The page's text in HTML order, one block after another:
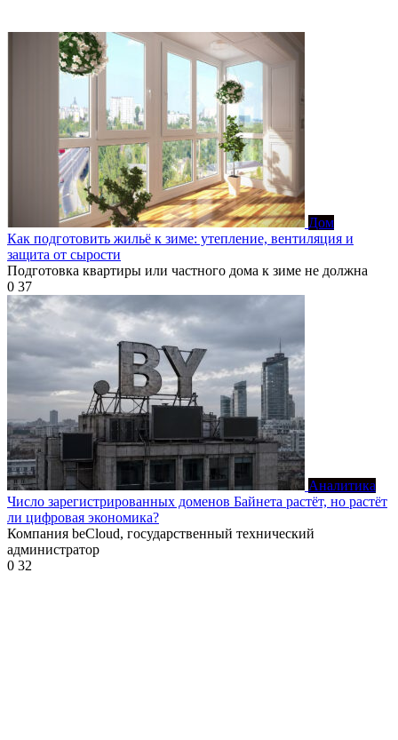
Дом
Как подготовить жильё к зиме: утепление, вентиляция и
защита от сырости
Подготовка квартиры или частного дома к зиме не должна
0 37
Аналитика
Число зарегистрированных доменов Байнета растёт, но растёт
ли цифровая экономика?
Компания beCloud, государственный технический
администратор
0 32